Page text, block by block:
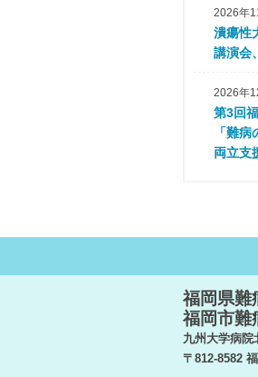
2026年
潰瘍性
講演会
2026年
第3回
「難
両立支
福岡県難
福岡市難
九州大学病院
〒812-8582